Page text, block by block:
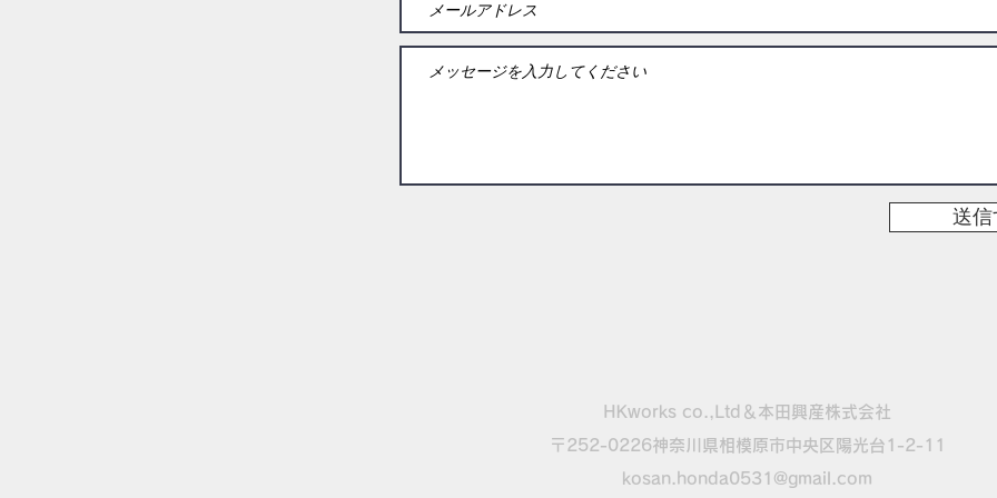
送
HKworks co.,Ltd＆本田興産株式会社
〒252-0226神奈川県相模原市中央区陽光台1-2-11
kosan.honda0531@gmail.com